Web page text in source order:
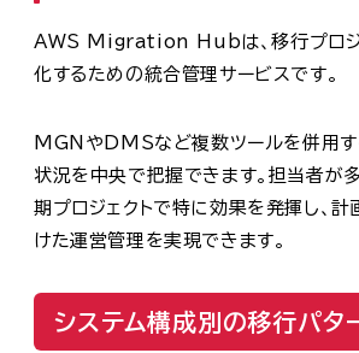
AWS Migration Hubは、移行プロジ
化するための統合管理サービスです。
MGNやDMSなど複数ツールを併用す
状況を中央で把握できます。担当者が
期プロジェクトで特に効果を発揮し、
けた運営管理を実現できます。
システム構成別の移行パタ